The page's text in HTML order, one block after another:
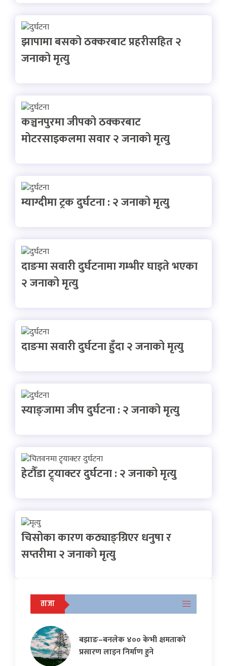
झापामा बसको ठक्करबाट प्रहरीसहित २
जनाको मृत्यु
कञ्चनपुरमा जीपको ठक्करबाट
मोटरसाइकलमा सवार २ जनाको मृत्यु
म्याग्दीमा ट्रक दुर्घटना : २ जनाको मृत्यु
दाङमा सवारी दुर्घटनामा गम्भीर घाइते भएका
२ जनाको मृत्यु
दाङमा सवारी दुर्घटना हुँदा २ जनाको मृत्यु
स्याङ्जामा जीप दुर्घटना : २ जनाको मृत्यु
हेटौँडा ट्र्याक्टर दुर्घटना : २ जनाको मृत्यु
चिसोका कारण कठ्याङ्ग्रिएर धनुषा र
सप्तरीमा २ जनाको मृत्यु
ताजा
बझाङ–बनलेक ४०० केभी क्षमताको
प्रसारण लाइन निर्माण हुने